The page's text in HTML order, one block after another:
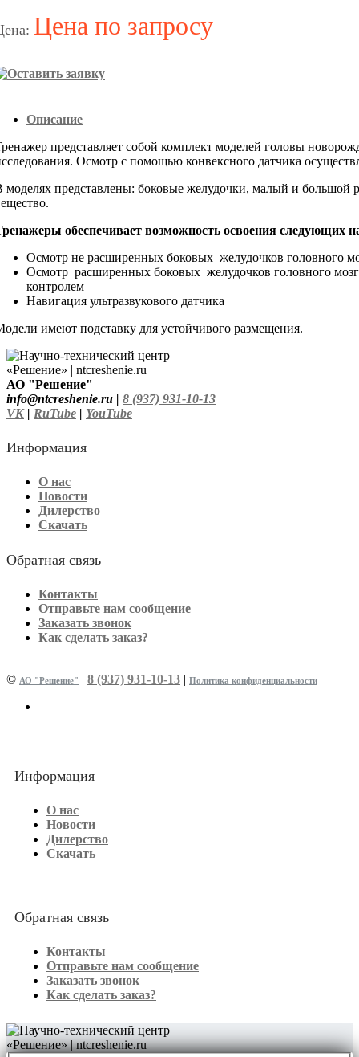
Цена по запросу
Описание
представляет собой комплект моделей головы
Осмотр с помощью конвексного датчика
моделях представлены: боковые желудочки, малый и большой
обеспечивает возможность освоения следующих
Осмотр не расширенных боковых желудочков головного
Осмотр расширенных боковых желудочков головного
контролем
Навигация ультразвукового датчика
имеют подставку для устойчивого размещения.
АО "Решение"
info@ntcreshenie.ru | 8 (937) 931-10-13
VK| RuTube | YouTube
Информация
О нас
Новости
Дилерство
Скачать
Обратная связь
Контакты
Отправьте нам сообщение
Заказать звонок
Как сделать заказ?
© АО "Решение" | 8 (937) 931-10-13 | Политика конфиденциальности
Информация
О нас
Новости
Дилерство
Скачать
Обратная связь
Контакты
Отправьте нам сообщение
Заказать звонок
Как сделать заказ?